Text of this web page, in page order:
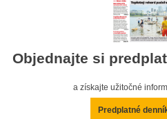
Objednajte si
a získajte užitočné
Predplatné